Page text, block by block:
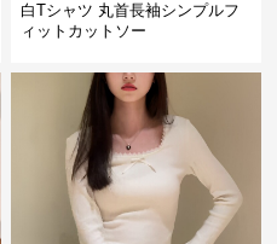
白Tシャツ 丸首長袖シンプルフ
ィットカットソー